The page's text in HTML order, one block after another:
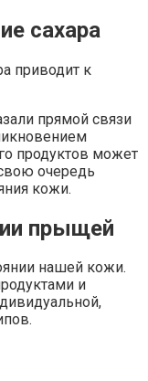
сахара
приводит к
прямой связи
продуктов может
очередь
кожи.
прыщей
нашей кожи.
и